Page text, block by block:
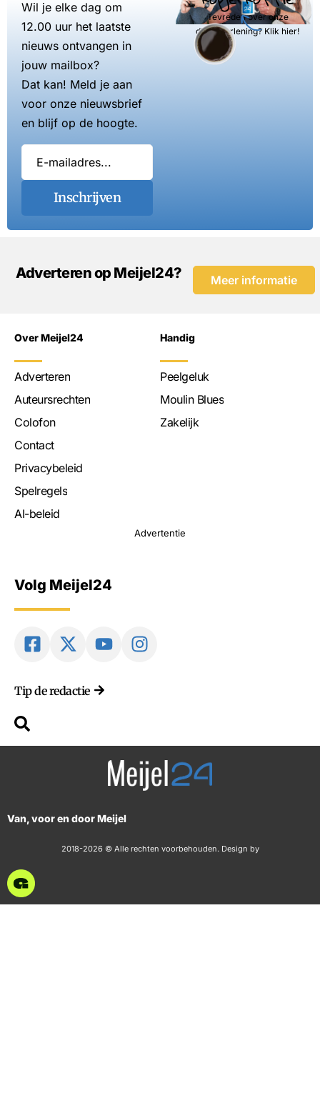
Wil je elke dag om
12.00 uur het laatste
nieuws ontvangen in
jouw mailbox?
Dat kan! Meld je aan
voor onze nieuwsbrief
en blijf op de hoogte.
Inschrijven
Tevreden over onze
dienstverlening? Klik hier!
Adverteren op Meijel24? Meer informatie
Over Meijel24
Adverteren
Auteursrechten
Colofon
Contact
Privacybeleid
Spelregels
AI-beleid
Handig
Peelgeluk
Moulin Blues
Zakelijk
Advertentie
Volg Meijel24
Tip de redactie
Van, voor en door Meijel
2018-2026 © Alle rechten voorbehouden. Design by